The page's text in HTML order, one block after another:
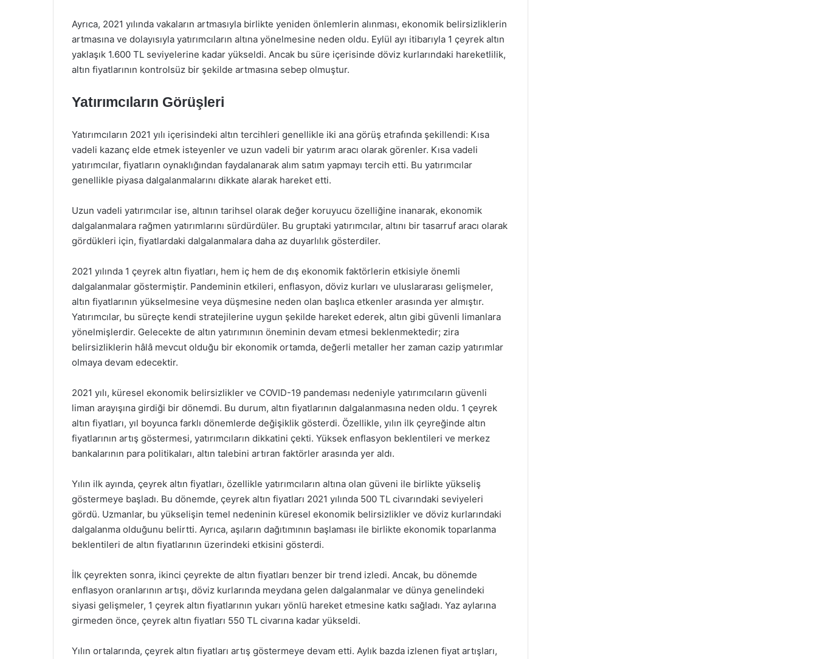
Ayrıca, 2021 yılında vakaların artmasıyla birlikte yeniden önlemlerin alınması, ekonomik belirsizliklerin
artmasına ve dolayısıyla yatırımcıların altına yönelmesine neden oldu. Eylül ayı itibarıyla 1 çeyrek altın
yaklaşık 1.600 TL seviyelerine kadar yükseldi. Ancak bu süre içerisinde döviz kurlarındaki hareketlilik,
altın fiyatlarının kontrolsüz bir şekilde artmasına sebep olmuştur.
Yatırımcıların Görüşleri
Yatırımcıların 2021 yılı içerisindeki altın tercihleri genellikle iki ana görüş etrafında şekillendi: Kısa
vadeli kazanç elde etmek isteyenler ve uzun vadeli bir yatırım aracı olarak görenler. Kısa vadeli
yatırımcılar, fiyatların oynaklığından faydalanarak alım satım yapmayı tercih etti. Bu yatırımcılar
genellikle piyasa dalgalanmalarını dikkate alarak hareket etti.
Uzun vadeli yatırımcılar ise, altının tarihsel olarak değer koruyucu özelliğine inanarak, ekonomik
dalgalanmalara rağmen yatırımlarını sürdürdüler. Bu gruptaki yatırımcılar, altını bir tasarruf aracı olarak
gördükleri için, fiyatlardaki dalgalanmalara daha az duyarlılık gösterdiler.
2021 yılında 1 çeyrek altın fiyatları, hem iç hem de dış ekonomik faktörlerin etkisiyle önemli
dalgalanmalar göstermiştir. Pandeminin etkileri, enflasyon, döviz kurları ve uluslararası gelişmeler,
altın fiyatlarının yükselmesine veya düşmesine neden olan başlıca etkenler arasında yer almıştır.
Yatırımcılar, bu süreçte kendi stratejilerine uygun şekilde hareket ederek, altın gibi güvenli limanlara
yönelmişlerdir. Gelecekte de altın yatırımının öneminin devam etmesi beklenmektedir; zira
belirsizliklerin hâlâ mevcut olduğu bir ekonomik ortamda, değerli metaller her zaman cazip yatırımlar
olmaya devam edecektir.
2021 yılı, küresel ekonomik belirsizlikler ve COVID-19 pandeması nedeniyle yatırımcıların güvenli
liman arayışına girdiği bir dönemdi. Bu durum, altın fiyatlarının dalgalanmasına neden oldu. 1 çeyrek
altın fiyatları, yıl boyunca farklı dönemlerde değişiklik gösterdi. Özellikle, yılın ilk çeyreğinde altın
fiyatlarının artış göstermesi, yatırımcıların dikkatini çekti. Yüksek enflasyon beklentileri ve merkez
bankalarının para politikaları, altın talebini artıran faktörler arasında yer aldı.
Yılın ilk ayında, çeyrek altın fiyatları, özellikle yatırımcıların altına olan güveni ile birlikte yükseliş
göstermeye başladı. Bu dönemde, çeyrek altın fiyatları 2021 yılında 500 TL civarındaki seviyeleri
gördü. Uzmanlar, bu yükselişin temel nedeninin küresel ekonomik belirsizlikler ve döviz kurlarındaki
dalgalanma olduğunu belirtti. Ayrıca, aşıların dağıtımının başlaması ile birlikte ekonomik toparlanma
beklentileri de altın fiyatlarının üzerindeki etkisini gösterdi.
İlk çeyrekten sonra, ikinci çeyrekte de altın fiyatları benzer bir trend izledi. Ancak, bu dönemde
enflasyon oranlarının artışı, döviz kurlarında meydana gelen dalgalanmalar ve dünya genelindeki
siyasi gelişmeler, 1 çeyrek altın fiyatlarının yukarı yönlü hareket etmesine katkı sağladı. Yaz aylarına
girmeden önce, çeyrek altın fiyatları 550 TL civarına kadar yükseldi.
Yılın ortalarında, çeyrek altın fiyatları artış göstermeye devam etti. Aylık bazda izlenen fiyat artışları,